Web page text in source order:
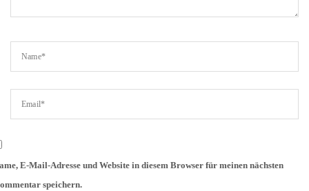
E-Mail-Adresse und Website in diesem Browser für meinen nächsten
speichern.